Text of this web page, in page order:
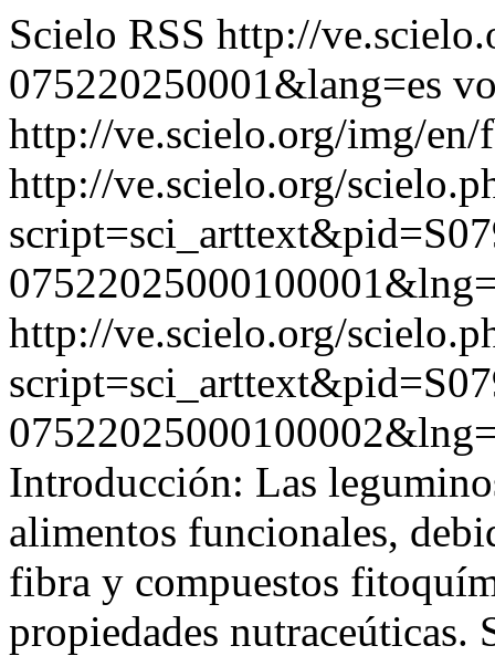
Scielo RSS http://
075220250001&lang=es
http://ve.scielo.org/img/
http://ve.scielo.org/
http://ve.scielo.org/
Introducción: Las
alimentos funcionales,
fibra y compuestos
propiedades nutraceúticas.